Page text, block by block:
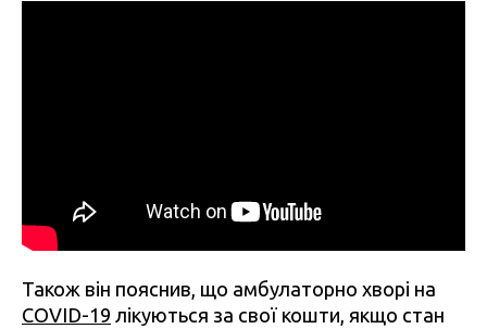
Також він пояснив, що амбулаторно хворі на
COVID-19 лікуються за свої кошти, якщо стан